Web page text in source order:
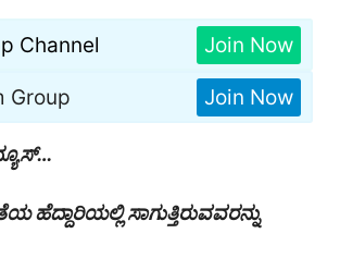
Channel Join Now
Group Join Now
ಹೆದ್ದಾರಿಯಲ್ಲಿ ಸಾಗುತ್ತಿರುವವರನ್ನು